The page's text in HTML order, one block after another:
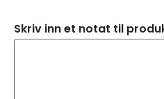
Skriv inn et notat til